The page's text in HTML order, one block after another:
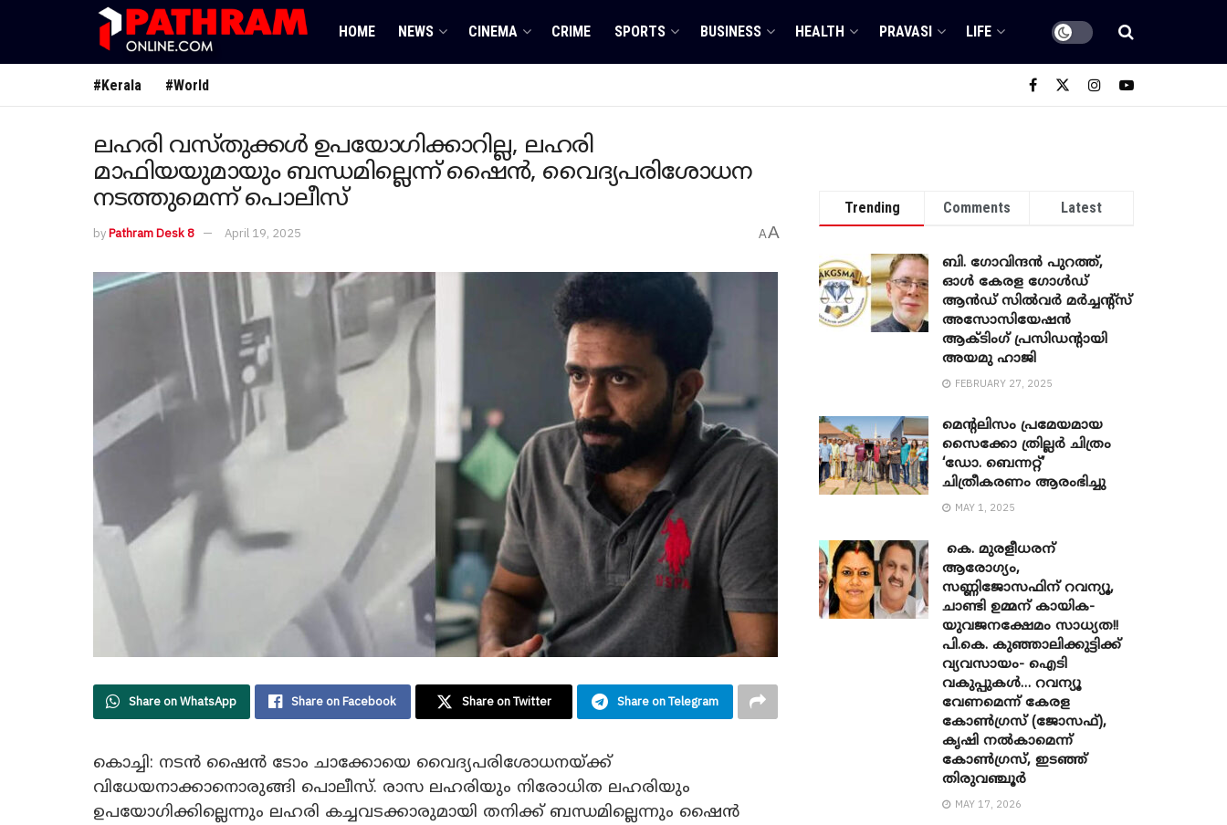
HOME NEWS CINEMA CRIME SPORTS BUSINESS HEALTH PRAVASI LIFE
#Kerala #World
ലഹരി വസ്തുക്കൾ ഉപയോഗിക്കാറില്ല, ലഹരി
മാഫിയയുമായും ബന്ധമില്ലെന്ന് ഷൈൻ, വൈദ്യപരിശോധന
നടത്തുമെന്ന് പൊലീസ്
byPathram Desk 8 April 19, 2025 AA
Share on WhatsApp Share on Facebook Share on Twitter Share on Telegram
കൊച്ചി: നടൻ ഷൈൻ ടോം ചാക്കോയെ വൈദ്യപരിശോധനയ്ക്ക്
വിധേയനാക്കാനൊരുങ്ങി പൊലീസ്. രാസ ലഹരിയും നിരോധിത ലഹരിയും
ഉപയോഗിക്കില്ലെന്നും ലഹരി കച്ചവടക്കാരുമായി തനിക്ക് ബന്ധമില്ലെന്നും ഷൈൻ
Trending Comments Latest
ബി. ​ഗോവിന്ദൻ പുറത്ത്,
ഓൾ കേരള ഗോൾഡ്
ആൻഡ് സിൽവർ മർച്ചന്റ്സ്
അസോസിയേഷൻ
ആക്ടിംഗ് പ്രസിഡന്റായി
അയമു ഹാജി
FEBRUARY 27, 2025
മെന്‍റലിസം പ്രമേയമായ
സൈക്കോ ത്രില്ലർ ചിത്രം
‘ഡോ. ബെന്നറ്റ്’
ചിത്രീകരണം ആരംഭിച്ചു
MAY 1, 2025
കെ. മുരളീധരന്
ആരോഗ്യം,
സണ്ണിജോസഫിന് റവന്യൂ,
ചാണ്ടി ഉമ്മന് കായിക-
യുവജനക്ഷേമം സാധ്യത!!
പി.കെ. കുഞ്ഞാലിക്കുട്ടിക്ക്
വ്യവസായം- ഐടി
വകുപ്പുകൾ… റവന്യൂ
വേണമെന്ന് കേരള
കോൺഗ്രസ് (ജോസഫ്),
കൃഷി നൽകാമെന്ന്
കോൺഗ്രസ്, ഇടഞ്ഞ്
തിരുവഞ്ചൂർ
MAY 17, 2026